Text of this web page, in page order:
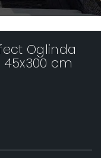
Oglinda
cm